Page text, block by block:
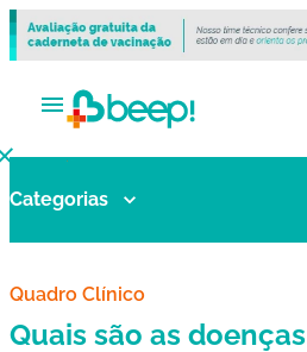
V
a
n
a
Categorias
Quadro Clínico
Quais são as doenças